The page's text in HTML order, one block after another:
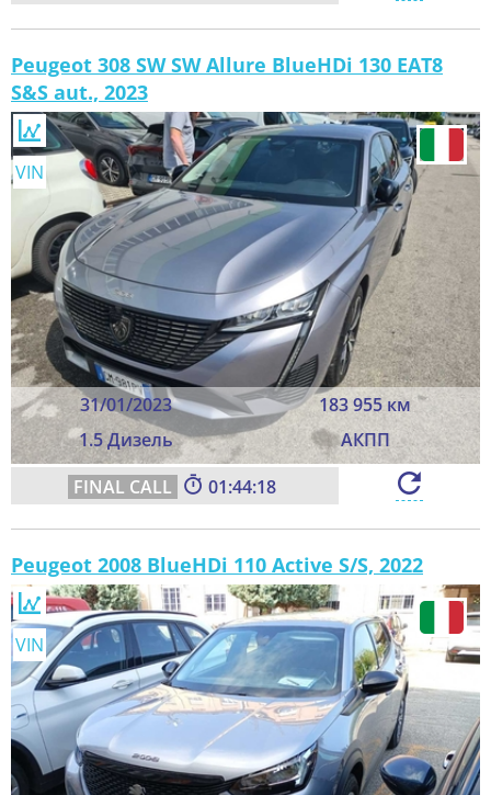
Peugeot 308 SW SW Allure BlueHDi 130 EAT8
S&S aut., 2023
31/01/2023
183 955 км
1.5 Дизель
АКПП
VIN
01:44:16
Peugeot 2008 BlueHDi 110 Active S/S, 2022
VIN